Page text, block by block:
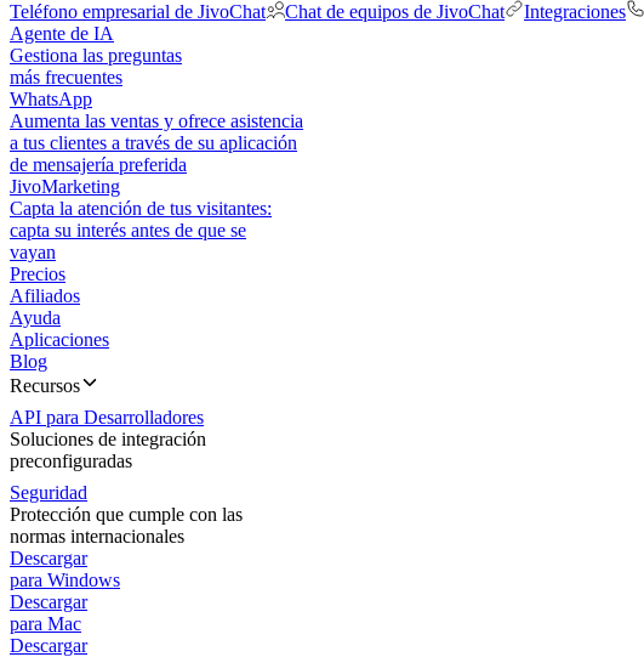
Teléfono empresarial de JivoChat
Chat de equipos de JivoChat Integraciones
Agente de IA
Gestiona las preguntas
más frecuentes
WhatsApp
Aumenta las ventas y ofrece asistencia
a tus clientes a través de su aplicación
de mensajería preferida
JivoMarketing
Capta la atención de tus visitantes:
capta su interés antes de que se
vayan
Precios
Afiliados
Ayuda
Aplicaciones
Blog
Recursos
API para Desarrolladores
Soluciones de integración
preconfiguradas
Seguridad
Protección que cumple con las
normas internacionales
Descargar
para Windows
Descargar
para Mac
Descargar